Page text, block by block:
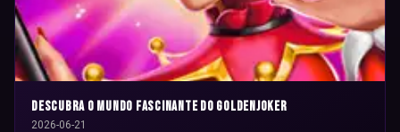
Descubra o Mundo Fascinante do GoldenJoker
2026-06-21